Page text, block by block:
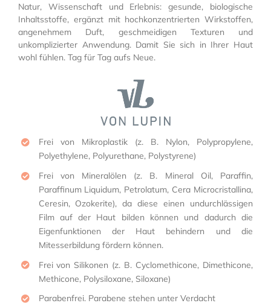
Natur, Wissenschaft und Erlebnis: gesunde, biologische
Inhaltsstoffe, ergänzt mit hochkonzentrierten Wirkstoffen,
angenehmem Duft, geschmeidigen Texturen und
unkomplizierter Anwendung. Damit Sie sich in Ihrer Haut
wohl fühlen. Tag für Tag aufs Neue.
Frei von Mikroplastik (z. B. Nylon, Polypropylene,
Polyethylene, Polyurethane, Polystyrene)
Frei von Mineralölen (z. B. Mineral Oil, Paraffin,
Paraffinum Liquidum, Petrolatum, Cera Microcristallina,
Ceresin, Ozokerite), da diese einen undurchlässigen
Film auf der Haut bilden können und dadurch die
Eigenfunktionen der Haut behindern und die
Mitesserbildung fördern können.
Frei von Silikonen (z. B. Cyclomethicone, Dimethicone,
Methicone, Polysiloxane, Siloxane)
Parabenfrei. Parabene stehen unter Verdacht